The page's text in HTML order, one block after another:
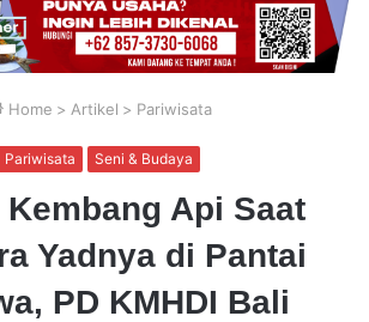
Home > Artikel > Pariwisata
Pariwisata Seni & Budaya
Api Saat
Yadnya di Pantai
PD KMHDI Bali